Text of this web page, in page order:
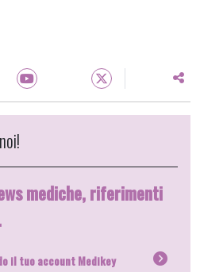
mediche, riferimenti
il tuo account Medikey